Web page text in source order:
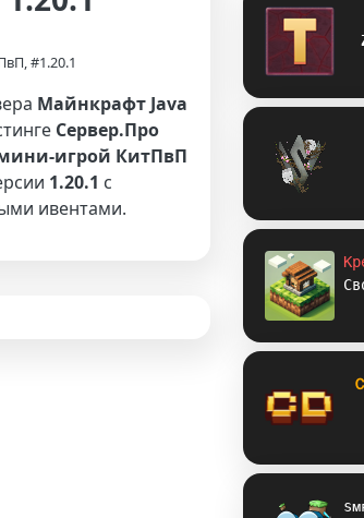
#1.20.1
Майнкрафт Java
Сервер.Про
игрой КитПвП
1.20.1 с
ивентами.